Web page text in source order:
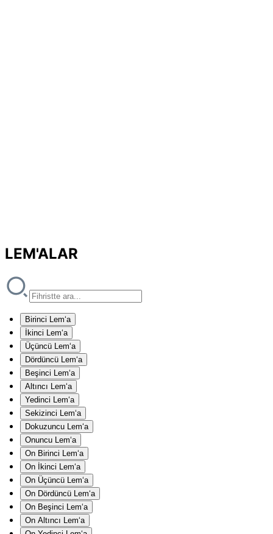
LEM'ALAR
Birinci Lem‘a
İkinci Lem‘a
Üçüncü Lem‘a
Dördüncü Lem‘a
Beşinci Lem‘a
Altıncı Lem‘a
Yedinci Lem‘a
Sekizinci Lem‘a
Dokuzuncu Lem‘a
Onuncu Lem‘a
On Birinci Lem‘a
On İkinci Lem‘a
On Üçüncü Lem‘a
On Dördüncü Lem‘a
On Beşinci Lem‘a
On Altıncı Lem‘a